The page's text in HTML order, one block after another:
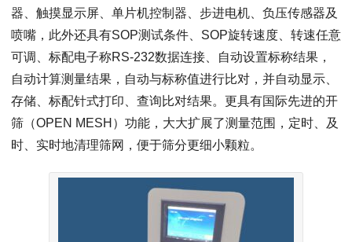
器、触摸显示屏、单片机控制器、步进电机、负压传感器及
喷嘴，此外还具有SOP测试条件、SOP旋转速度、转速任意
可调、标配电子称RS-232数据连接、自动设置标称结果，
自动计算测量结果，自动与标称值进行比对，并自动显示、
存储、标配针式打印、查询比对结果。更具有国际先进的开
筛（OPEN MESH）功能，大大扩展了测量范围，定时、及
时、实时地清理筛网，便于筛分更细小颗粒。